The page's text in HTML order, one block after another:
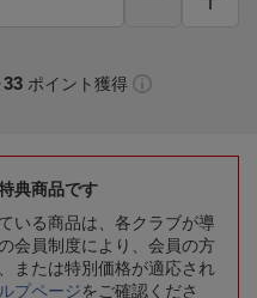
ポイント獲得
典商品です
いる商品は、各クラブが導
会員制度により、会員の方
または特別価格が適応され
プページをご確認くださ